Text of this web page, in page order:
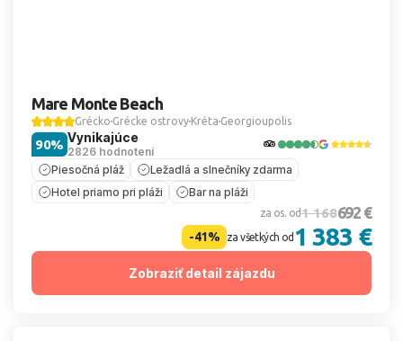
Mare Monte Beach
Grécko Grécke ostrovy Kréta Georgioupolis
Vynikajúce
2826 hodnotení
90%
Piesočná pláž
Ležadlá a slnečníky zdarma
Hotel priamo pri pláži
Bar na pláži
za os. od1 168692 €
-41% za všetkých od 1 383 €
Zobraziť detail zájazdu